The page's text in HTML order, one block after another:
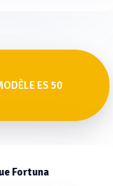
ES 50
Fortuna